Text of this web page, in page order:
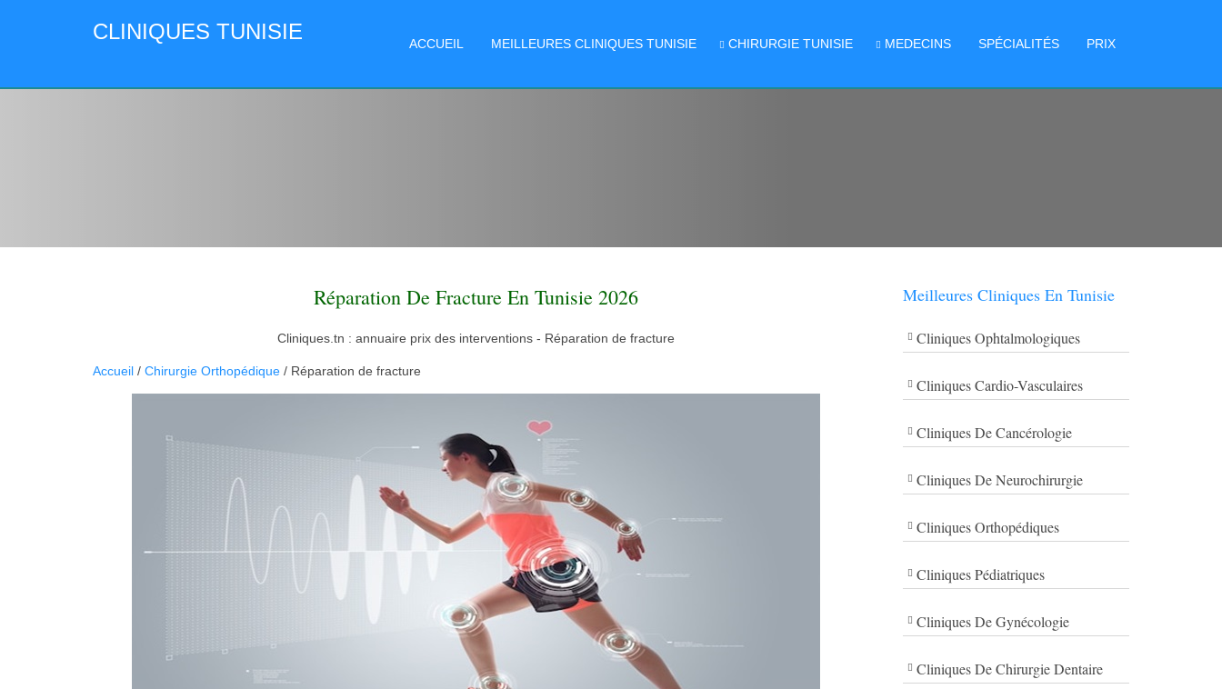
CLINIQUES TUNISIE ACCUEIL MEILLEURES CLINIQUES TUNISIE CHIRURGIE TUNISIE MEDECINS SPÉCIALITÉS PRIX
Réparation De Fracture En Tunisie 2026
Cliniques.tn : annuaire prix des interventions - Réparation de fracture
Accueil / Chirurgie Orthopédique / Réparation de fracture
Meilleures Cliniques En Tunisie
Cliniques Ophtalmologiques
Cliniques Cardio-Vasculaires
Cliniques De Cancérologie
Cliniques De Neurochirurgie
Cliniques Orthopédiques
Cliniques Pédiatriques
Cliniques De Gynécologie
Cliniques De Chirurgie Dentaire